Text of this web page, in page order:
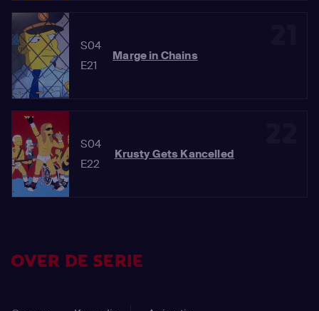
S04
E21
Marge in Chains
S04
E22
Krusty Gets Kancelled
OVER DE SERIE